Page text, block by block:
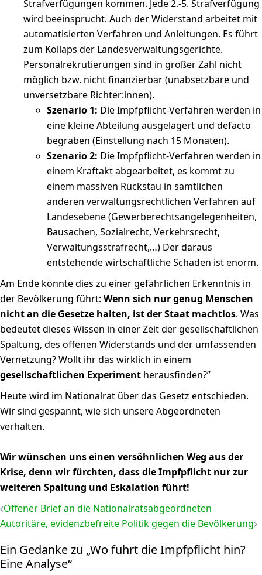
Strafverfügungen kommen. Jede 2.-5. Strafverfügung
wird beeinsprucht. Auch der Widerstand arbeitet mit
automatisierten Verfahren und Anleitungen. Es führt
zum Kollaps der Landesverwaltungsgerichte.
Personalrekrutierungen sind in großer Zahl nicht
möglich bzw. nicht finanzierbar (unabsetzbare und
unversetzbare Richter:innen).
Szenario 1: Die Impfpflicht-Verfahren werden in
eine kleine Abteilung ausgelagert und defacto
begraben (Einstellung nach 15 Monaten).
Szenario 2: Die Impfpflicht-Verfahren werden in
einem Kraftakt abgearbeitet, es kommt zu
einem massiven Rückstau in sämtlichen
anderen verwaltungsrechtlichen Verfahren auf
Landesebene (Gewerberechtsangelegenheiten,
Bausachen, Sozialrecht, Verkehrsrecht,
Verwaltungsstrafrecht,…) Der daraus
entstehende wirtschaftliche Schaden ist enorm.
Am Ende könnte dies zu einer gefährlichen Erkenntnis in
der Bevölkerung führt: Wenn sich nur genug Menschen
nicht an die Gesetze halten, ist der Staat machtlos. Was
bedeutet dieses Wissen in einer Zeit der gesellschaftlichen
Spaltung, des offenen Widerstands und der umfassenden
Vernetzung? Wollt ihr das wirklich in einem
gesellschaftlichen Experiment herausfinden?”
Heute wird im Nationalrat über das Gesetz entschieden.
Wir sind gespannt, wie sich unsere Abgeordneten
verhalten.
Wir wünschen uns einen versöhnlichen Weg aus der
Krise, denn wir fürchten, dass die Impfpflicht nur zur
weiteren Spaltung und Eskalation führt!
Beitrags-
Navigation
Offener Brief an die Nationalratsabgeordneten
Autoritäre, evidenzbefreite Politik gegen die Bevölkerung
Ein Gedanke zu „Wo führt die Impfpflicht hin?
Eine Analyse“